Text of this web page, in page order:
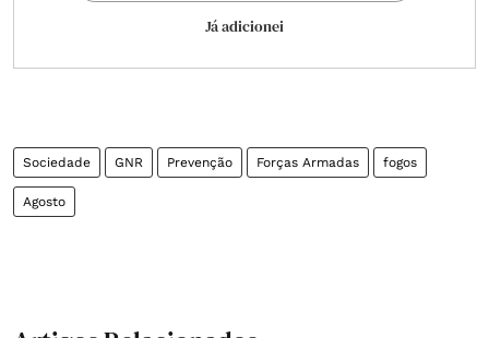
Já adicionei
Sociedade GNR Prevenção Forças Armadas fogos
Agosto